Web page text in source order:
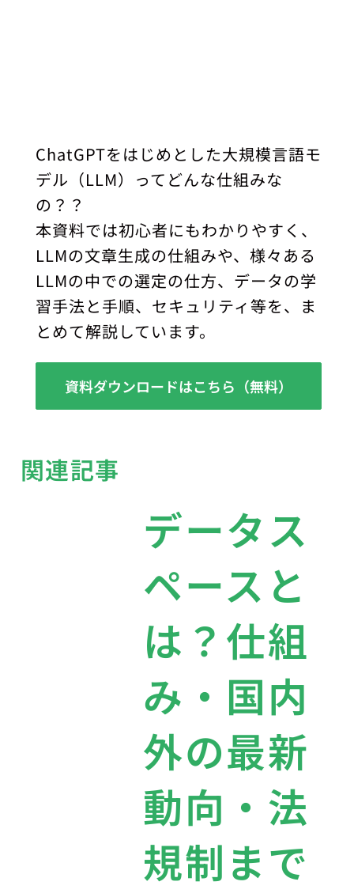
ChatGPTをはじめとした大規模言語モ
デル（LLM）ってどんな仕組みな
の？？
本資料では初心者にもわかりやすく、
LLMの文章生成の仕組みや、様々ある
LLMの中での選定の仕方、データの学
習手法と手順、セキュリティ等を、ま
とめて解説しています。
資料ダウンロードはこちら（無料）
関連記事
データス
ペースと
は？仕組
み・国内
外の最新
動向・法
規制まで